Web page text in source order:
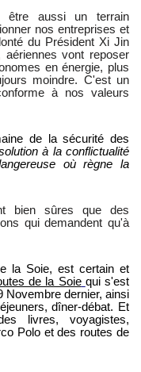
être aussi un terrain
nos entreprises et
du Président Xi Jin
vont reposer
en énergie, plus
moindre. C'est un
à nos valeurs
de la sécurité des
à la conflictualité
où règne la
bien sûres que des
qui demandent qu'à
la Soie, est certain et
de la Soie qui s'est
Novembre dernier, ainsi
dîner-débat. Et
livres, voyagistes,
Polo et des routes de